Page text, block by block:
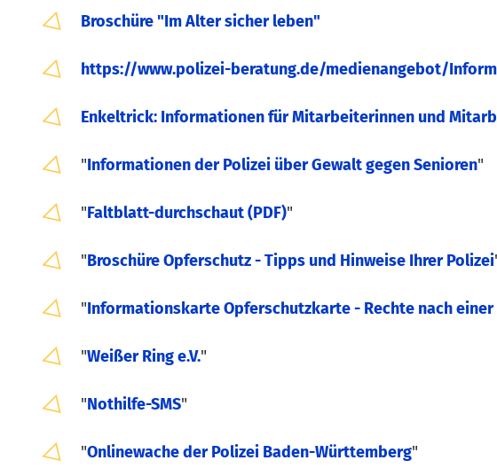
Broschüre "Im Alter sicher leben"
https://www.polizei-beratung.de/medienangebot/
Enkeltrick: Informationen für Mitarbeiterinnen und
" Informationen der Polizei über Gewalt gegen Senioren"
" Faltblatt-durchschaut (PDF)"
" Broschüre Opferschutz - Tipps und Hinweise Ihrer Polizei
" Informationskarte Opferschutzkarte - Rechte nach einer
"Weißer Ring e.V."
" Nothilfe-SMS"
"Onlinewache der Polizei Baden-Württemberg"